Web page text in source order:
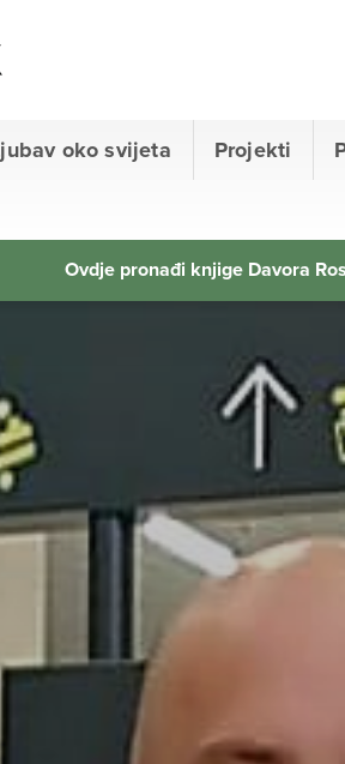
oko svijeta Projekti
Ovdje pronađi knjige Davora